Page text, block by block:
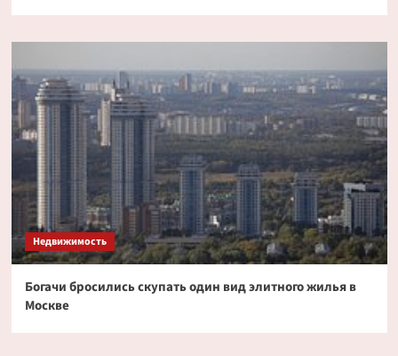
Недвижимость
Богачи бросились скупать один вид элитного жилья в
Москве